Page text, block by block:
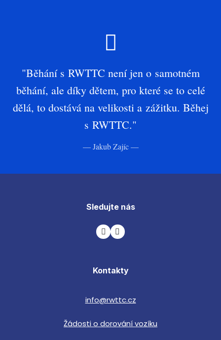
"Běhání s RWTTC není jen o samotném
běhání, ale díky dětem, pro které se to celé
dělá, to dostává na velikosti a zážitku. Běhej
s RWTTC."
—Jakub Zajíc—
Sledujte nás
Kontakty
info@rwttc.cz
Žádosti o dorování vozíku